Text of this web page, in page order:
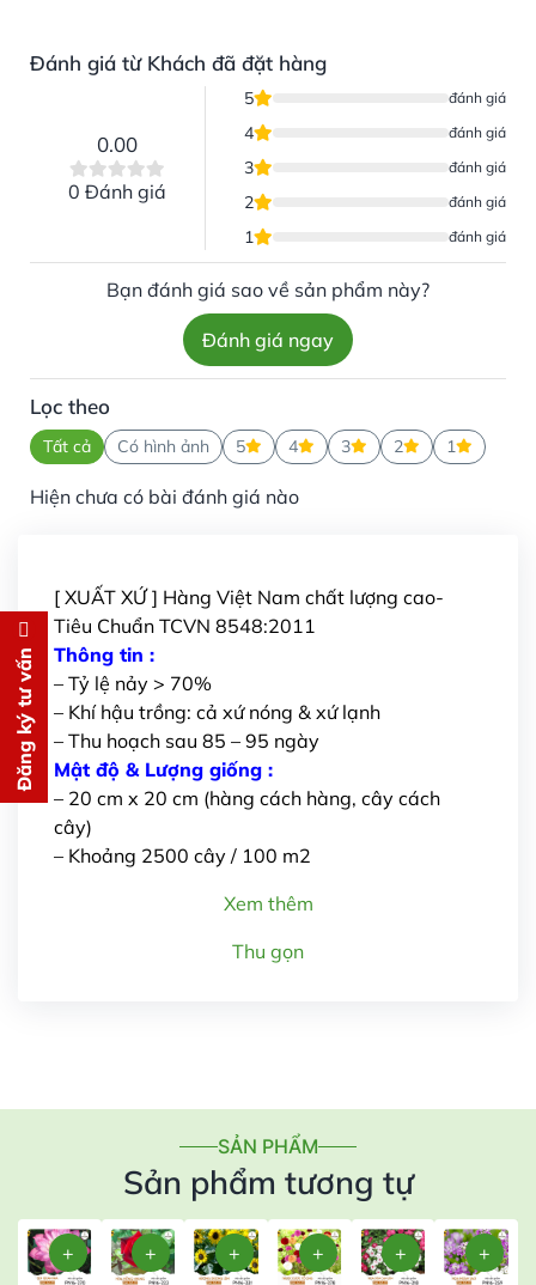
Đánh giá từ Khách đã đặt hàng
0.00
0 Đánh giá
5 đánh giá
4 đánh giá
3 đánh giá
2 đánh giá
1 đánh giá
Bạn đánh giá sao về sản phẩm này?
Đánh giá ngay
Lọc theo
Tất cả Có hình ảnh 5 4 3 2 1
Hiện chưa có bài đánh giá nào
[ XUẤT XỨ ] Hàng Việt Nam chất lượng cao-
Tiêu Chuẩn TCVN 8548:2011
Thông tin :
– Tỷ lệ nảy > 70%
– Khí hậu trồng: cả xứ nóng & xứ lạnh
– Thu hoạch sau 85 – 95 ngày
Mật độ & Lượng giống :
– 20 cm x 20 cm (hàng cách hàng, cây cách
cây)
– Khoảng 2500 cây / 100 m2
Xem thêm
Thu gọn
SẢN PHẨM
Sản phẩm tương tự
Đăng ký tư vấn Đăng ký tư vấn
Chúng tôi sẽ gọi lại tư vấn MIỄN
PHÍ
cho bạn ngay lập tức
Gửi thông tin